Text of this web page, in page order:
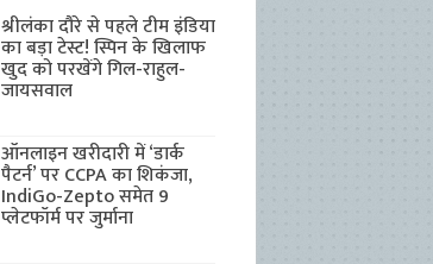
श्रीलंका दौरे से पहले टीम इंडिया
का बड़ा टेस्ट! स्पिन के खिलाफ
खुद को परखेंगे गिल-राहुल-
जायसवाल
ऑनलाइन खरीदारी में ‘डार्क
पैटर्न’ पर CCPA का शिकंजा,
IndiGo-Zepto समेत 9
प्लेटफॉर्म पर जुर्माना